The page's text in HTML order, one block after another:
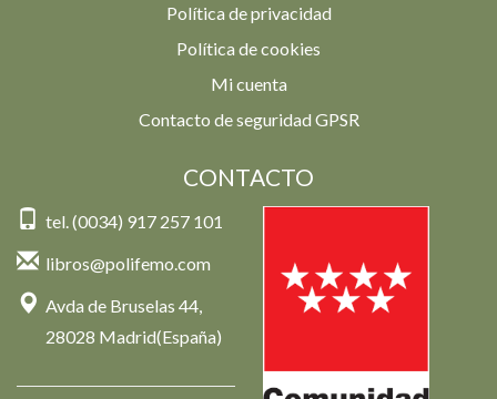
Política de privacidad
Política de cookies
Mi cuenta
Contacto de seguridad GPSR
CONTACTO
tel. (0034) 917 257 101
libros@polifemo.com
Avda de Bruselas 44,
28028 Madrid(España)